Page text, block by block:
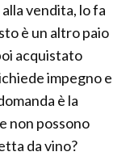
vendita, lo fa
è un altro paio
acquistato
impegno e
è la
non possono
da vino?